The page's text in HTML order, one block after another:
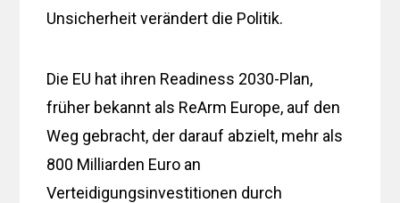
Unsicherheit verändert die Politik.
Die EU hat ihren Readiness 2030-Plan,
früher bekannt als ReArm Europe, auf den
Weg gebracht, der darauf abzielt, mehr als
800 Milliarden Euro an
Verteidigungsinvestitionen durch